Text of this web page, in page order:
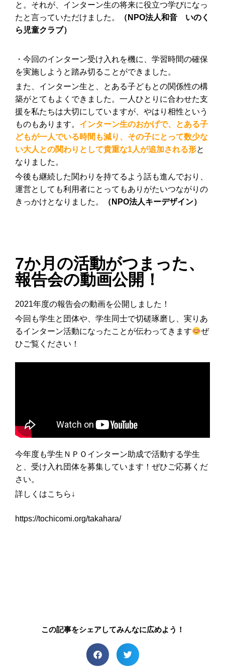
と。それが、インターン生の将来に役立つ学びになっ
たと言っていただけました。
（NPO法人和音 いのく
ら児童クラブ）
・今回のインターン受け入れを機に、学習時間の確保
を実施しようと踏み切ることができました。
また、インターン生と、とある子どもとの関係性の構
築がとてもよくできました。一人ひとりに合わせた支
援を私たちは大切にしていますが、やはり相性という
ものもあります。 インターン生のおかげで、とある子
どもが一人でいる時間も減り、その子にとって数少な
い大人との関わりとして貴重な1人が追加される形と
なりました。
今後も継続した関わりを持てるよう話も進んでおり、
運営としても利用者にとってもありがたいつながりの
きっかけとなりました。
（NPO法人キーデザイン）
7か月の活動がつまった、
報告会の動画公開！
2021年度の報告会の動画を公開しました！
今回も学生と団体や、学生同士で切磋琢磨し、実りあ
るインターン活動になったことが伝わってきます
ぜ
ひご覧ください！
今年度も学生ＮＰＯインターン助成で活動する学生
と、受け入れ団体を募集しています！ぜひご応募くだ
さい。
詳しくはこちら↓
https://tochicomi.org/takahara/
この記事をシェアしてみんなに広めよう！